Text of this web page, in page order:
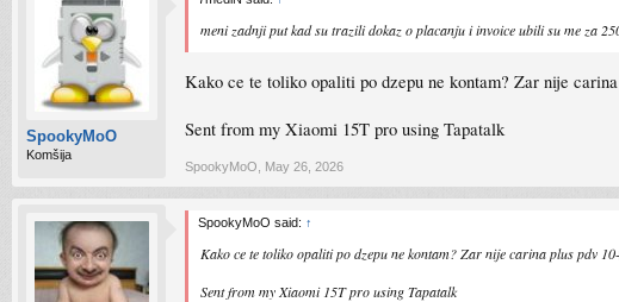
SpookyMoO
Komšija
meni zadnji put kad su trazili dokaz o placanju i invoice ubili su me za
Kako ce te toliko opaliti po dzepu ne kontam? Zar nije
Sent from my Xiaomi 15T pro using Tapatalk
SpookyMoO May 26, 2026
SpookyMoO said: ↑
Kako ce te toliko opaliti po dzepu ne kontam? Zar nije carina plus pdv
Sent from my Xiaomi 15T pro using Tapatalk